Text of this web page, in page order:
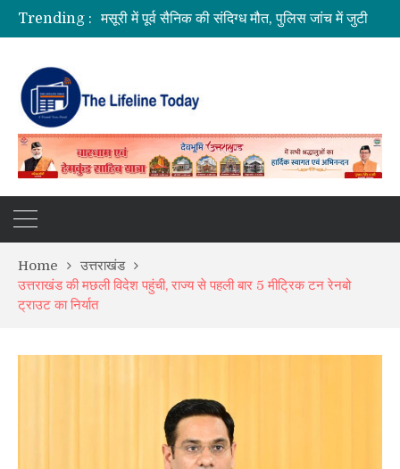
Trending :
अल्मोड़ा के गांव से आसमान तक: रवि टम्टा ने तैयार किया पर्सनल फ्लाइंग व्हीकल, सफल ट्रायल से मची चर्चा
CM धामी का बड़ा तोहफा, 9.87 लाख पेंशन लाभार्थियों को ₹146.32 करोड़ की पेंशन राशि जारी
Home
उत्तराखंड
उत्तराखंड की मछली विदेश पहुंची, राज्य से पहली बार 5 मीट्रिक टन रेनबो
ट्राउट का निर्यात